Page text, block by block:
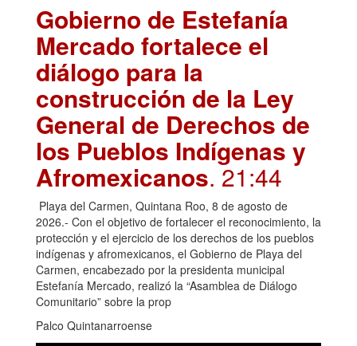
Gobierno de Estefanía
Mercado fortalece el
diálogo para la
construcción de la Ley
General de Derechos de
los Pueblos Indígenas y
Afromexicanos. 21:44
Playa del Carmen, Quintana Roo, 8 de agosto de
2026.- Con el objetivo de fortalecer el reconocimiento, la
protección y el ejercicio de los derechos de los pueblos
indígenas y afromexicanos, el Gobierno de Playa del
Carmen, encabezado por la presidenta municipal
Estefanía Mercado, realizó la “Asamblea de Diálogo
Comunitario” sobre la prop
Palco Quintanarroense